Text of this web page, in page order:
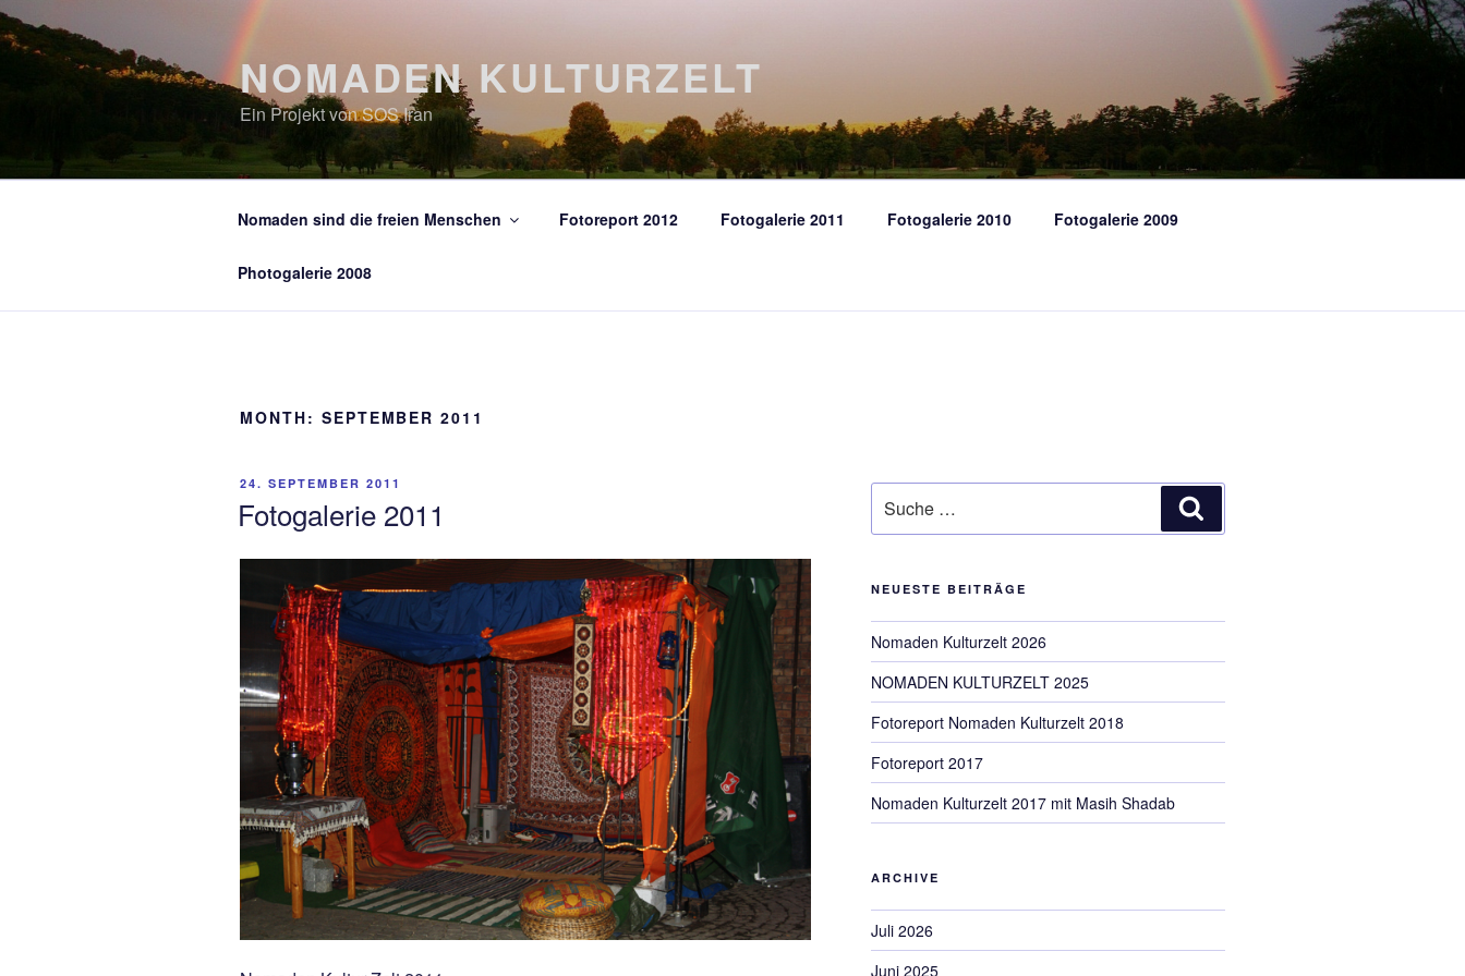
Zum
Inhalt
springen
NOMADEN KULTURZELT
Ein Projekt von SOS Iran
Nomaden sind die freien Menschen Fotoreport 2012 Fotogalerie 2011 Fotogalerie 2010 Fotogalerie 2009
Photogalerie 2008
MONTH: SEPTEMBER 2011
VERÖFFENTLICHT
24. SEPTEMBER 2011
Fotogalerie 2011
nach:
NEUESTE BEITRÄGE
Nomaden Kulturzelt 2026
NOMADEN KULTURZELT 2025
Fotoreport Nomaden Kulturzelt 2018
Fotoreport 2017
Nomaden Kulturzelt 2017 mit Masih Shadab
ARCHIVE
Juli 2026
Juni 2025